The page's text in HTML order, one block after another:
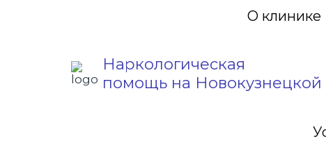
О клинике
Наркологическая
помощь на Новокузнецкой